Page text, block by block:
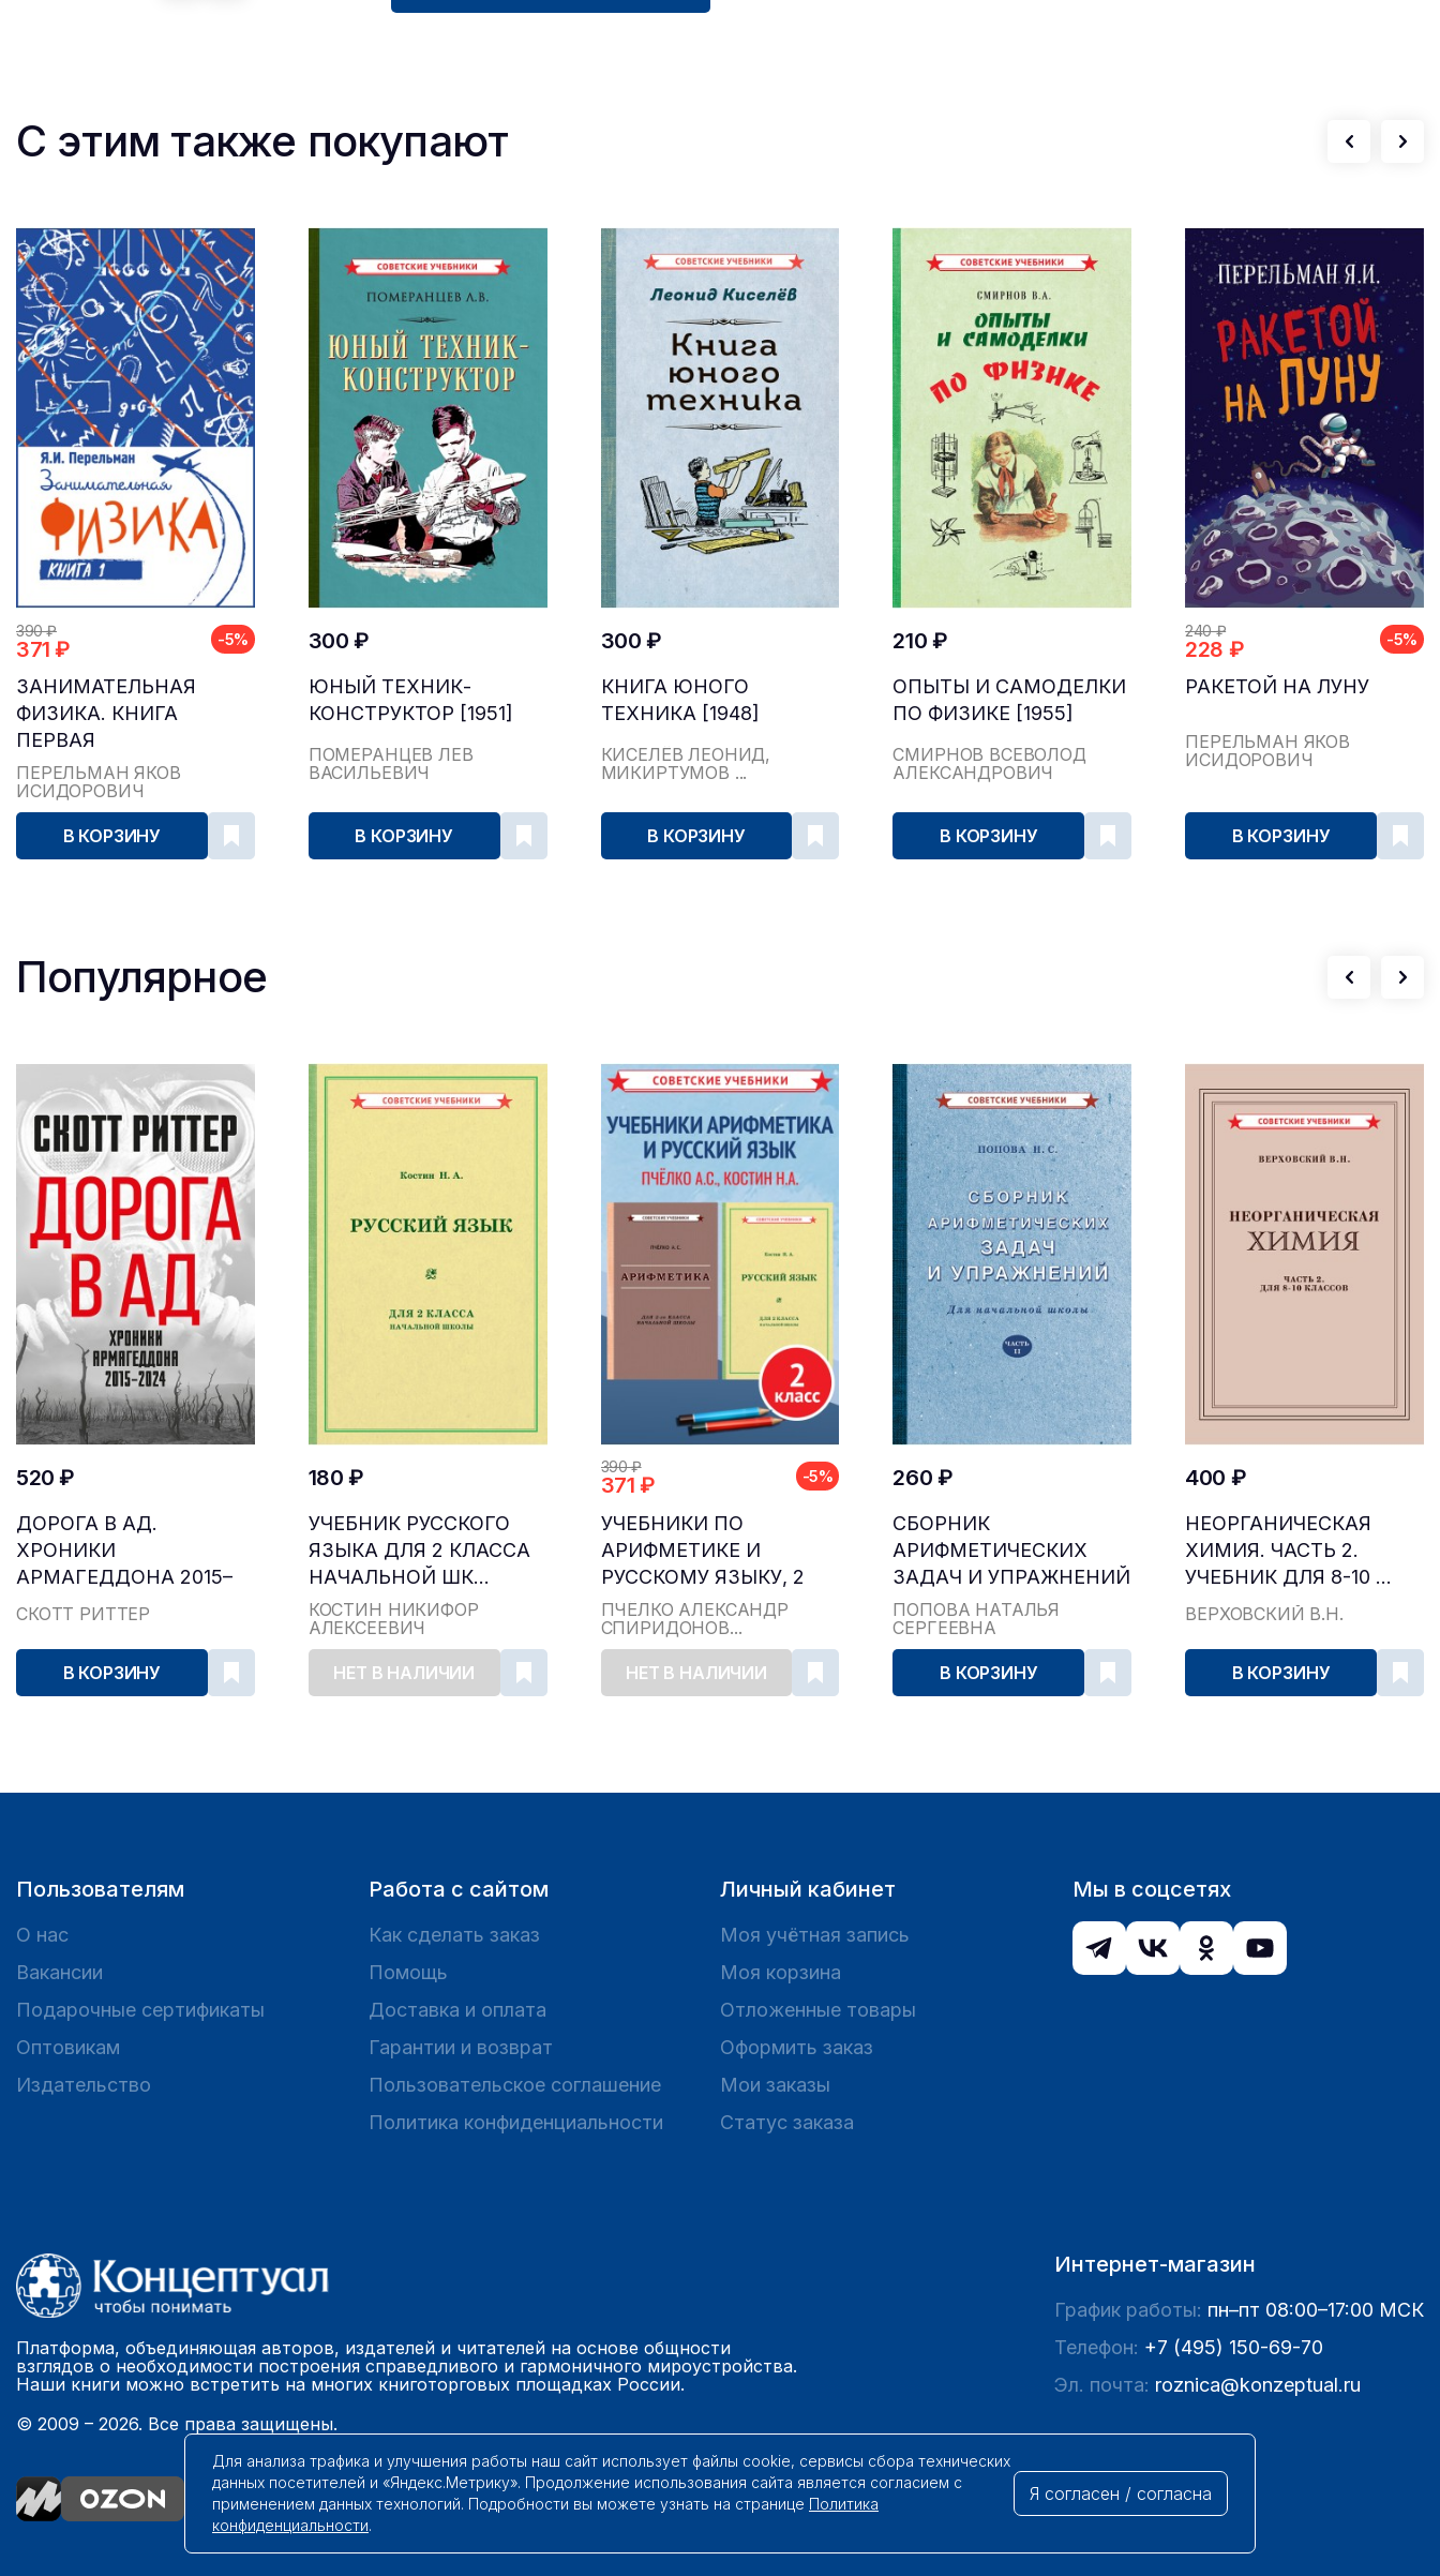
С этим также покупают
390 ₽
371 ₽ -5%
ЗАНИМАТЕЛЬНАЯ
ФИЗИКА. КНИГА
ПЕРВАЯ
ПЕРЕЛЬМАН ЯКОВ
ИСИДОРОВИЧ
В КОРЗИНУ
300 ₽
ЮНЫЙ ТЕХНИК-
КОНСТРУКТОР [1951]
ПОМЕРАНЦЕВ ЛЕВ
ВАСИЛЬЕВИЧ
В КОРЗИНУ
300 ₽
КНИГА ЮНОГО
ТЕХНИКА [1948]
КИСЕЛЁВ ЛЕОНИД,
МИКИРТУМОВ ...
В КОРЗИНУ
210 ₽
ОПЫТЫ И САМОДЕЛКИ
ПО ФИЗИКЕ [1955]
СМИРНОВ ВСЕВОЛОД
АЛЕКСАНДРОВИЧ
В КОРЗИНУ
240 ₽
228 ₽ -5%
РАКЕТОЙ НА ЛУНУ
ПЕРЕЛЬМАН ЯКОВ
ИСИДОРОВИЧ
В КОРЗИНУ
Популярное
520 ₽
ДОРОГА В АД.
ХРОНИКИ
АРМАГЕДДОНА 2015–
2024
СКОТТ РИТТЕР
В КОРЗИНУ
180 ₽
УЧЕБНИК РУССКОГО
ЯЗЫКА ДЛЯ 2 КЛАССА
НАЧАЛЬНОЙ ШК...
КОСТИН НИКИФОР
АЛЕКСЕЕВИЧ
НЕТ В НАЛИЧИИ
390 ₽
371 ₽ -5%
УЧЕБНИКИ ПО
АРИФМЕТИКЕ И
РУССКОМУ ЯЗЫКУ, 2
КЛАСС...
ПЧЁЛКО АЛЕКСАНДР
СПИРИДОНОВ...
НЕТ В НАЛИЧИИ
260 ₽
СБОРНИК
АРИФМЕТИЧЕСКИХ
ЗАДАЧ И УПРАЖНЕНИЙ
ДЛЯ НА...
ПОПОВА НАТАЛЬЯ
СЕРГЕЕВНА
В КОРЗИНУ
400 ₽
НЕОРГАНИЧЕСКАЯ
ХИМИЯ. ЧАСТЬ 2.
УЧЕБНИК ДЛЯ 8-10 ...
ВЕРХОВСКИЙ В.Н.
В КОРЗИНУ
Пользователям
О нас
Вакансии
Подарочные сертификаты
Оптовикам
Издательство
Работа с сайтом
Как сделать заказ
Помощь
Доставка и оплата
Гарантии и возврат
Пользовательское соглашение
Политика конфиденциальности
Личный кабинет
Моя учётная запись
Моя корзина
Отложенные товары
Оформить заказ
Мои заказы
Статус заказа
Мы в соцсетях
Платформа, объединяющая авторов, издателей и читателей на основе общности
взглядов о необходимости построения справедливого и гармоничного мироустройства.
Наши книги можно встретить на многих книготорговых площадках России.
© 2009 – 2026. Все права защищены.
Интернет-магазин
График работы: пн–пт 08:00–17:00 МСК
Телефон: +7 (495) 150-69-70
Эл. почта: roznica@konzeptual.ru
Для анализа трафика и улучшения работы наш сайт использует файлы cookie, сервисы сбора технических
данных посетителей и «Яндекс.Метрику». Продолжение использования сайта является согласием с
применением данных технологий. Подробности вы можете узнать на странице Политика
конфиденциальности.
Я согласен / согласна